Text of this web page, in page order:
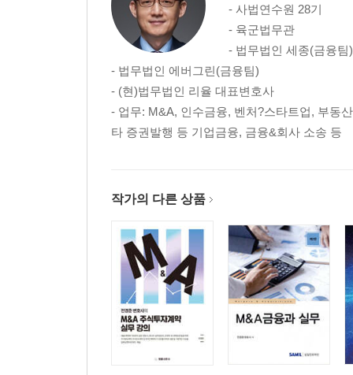
3. 상대거래절차와 입찰거래절차의 선택
4. 주식양도의 실행
제 2 장 주식매매계약(최종계약) 체결에 이르기까
1. M&A자문기관(FA)의 선정 및 자문계약의 체결
2. 비밀유지계약(NDA, CA)
3. 양해각서(MOU)
6. 주식가치평가(Valuation)-CFDF(Cash Free,
제3편 주식매매계약의 구조와 해설
제 1 장 주식매매계약의 구조
제 2 장 주식매매계약의 내용과 해설
· 계약서의 명칭
- 사법연수원 28기
- 육군법무관
- 법무법인 세종(금융팀)
- 법무법인 에버그린(금융팀)
- (현)법무법인 리율 대표변호사
- 업무: M&A, 인수금융, 벤처?스타트업, 부동
타 증권발행 등 기업금융, 금융&회사 소송 등
작가의 다른 상품